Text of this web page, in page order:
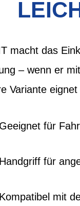
macht das
– wenn er
Variante
Geeignet für
Handgriff für
Kompatibel mit